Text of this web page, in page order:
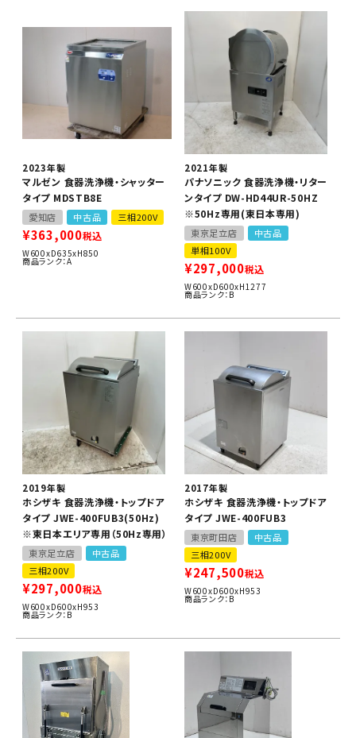
2023年製
マルゼン 食器洗浄機・シャッター
タイプ MDSTB8E
愛知店 中古品 三相200V
¥363,000税込
W600xD635xH850
商品ランク：A
2021年製
パナソニック 食器洗浄機・リター
ンタイプ DW-HD44UR-50HZ
※50Hz専用(東日本専用)
東京足立店
中古品
単相100V
¥297,000税込
W600xD600xH1277
商品ランク：B
2019年製
ホシザキ 食器洗浄機・トップドア
タイプ JWE-400FUB3(50Hz)
※東日本エリア専用（50Hz専用）
東京足立店
中古品
三相200V
¥297,000税込
W600xD600xH953
商品ランク：B
2017年製
ホシザキ 食器洗浄機・トップドア
タイプ JWE-400FUB3
東京町田店
中古品
三相200V
¥247,500税込
W600xD600xH953
商品ランク：B